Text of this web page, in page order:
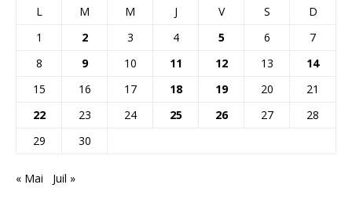
L M M J V S
D
1
2 3 4 5 6
7
8
9 10 11 12 13
14
15
16 17 18 19 20
21
22
23 24 25 26 27
28
29
30
« Mai Juil »